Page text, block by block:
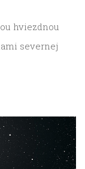
hviezdnou
severnej